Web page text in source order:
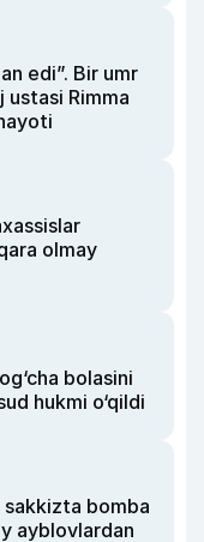
edi”. Bir umr
Rimma
olmay
bolasini
hukmi o‘qildi
sakkizta bomba
ayblovlardan